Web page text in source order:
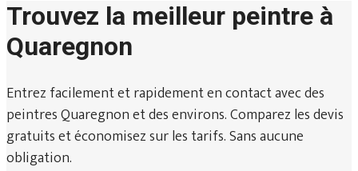
Trouvez la meilleur peintre à
Quaregnon
Entrez facilement et rapidement en contact avec des
peintres Quaregnon et des environs. Comparez les devis
gratuits et économisez sur les tarifs. Sans aucune
obligation.